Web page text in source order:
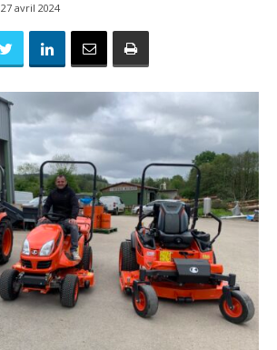
27 avril 2024